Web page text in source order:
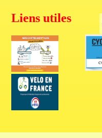
Liens utiles